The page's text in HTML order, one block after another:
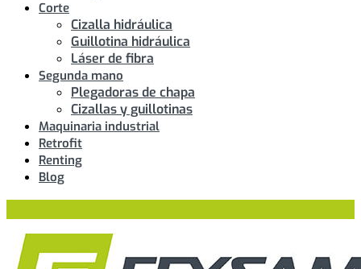
Corte
Cizalla hidráulica
Guillotina hidráulica
Láser de fibra
Segunda mano
Plegadoras de chapa
Cizallas y guillotinas
Maquinaria industrial
Retrofit
Renting
Blog